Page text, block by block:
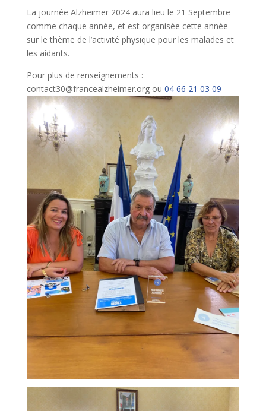
La journée Alzheimer 2024 aura lieu le 21 Septembre
comme chaque année, et est organisée cette année
sur le thème de l’activité physique pour les malades et
les aidants.
Pour plus de renseignements :
contact30@francealzheimer.org ou 04 66 21 03 09